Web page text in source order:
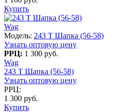
Купить
Wag
Модель: 243 T Шапка (56-58)
Узнать оптовую цену
РРЦ: 1 300 руб.
Wag
243 T Шапка (56-58)
Узнать оптовую цену
РРЦ:
1 300 руб.
Купить